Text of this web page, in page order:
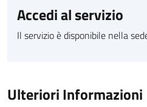
Accedi al servizio
Il servizio è disponibile nella
Ulteriori Informazioni